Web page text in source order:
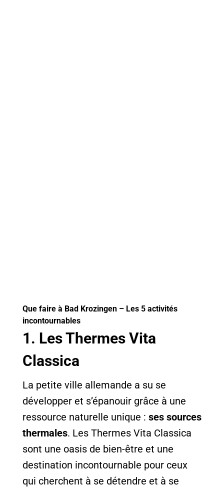
Que faire à Bad Krozingen – Les 5 activités
incontournables
1. Les Thermes Vita
Classica
La petite ville allemande a su se
développer et s’épanouir grâce à une
ressource naturelle unique : ses sources
thermales. Les Thermes Vita Classica
sont une oasis de bien-être et une
destination incontournable pour ceux
qui cherchent à se détendre et à se